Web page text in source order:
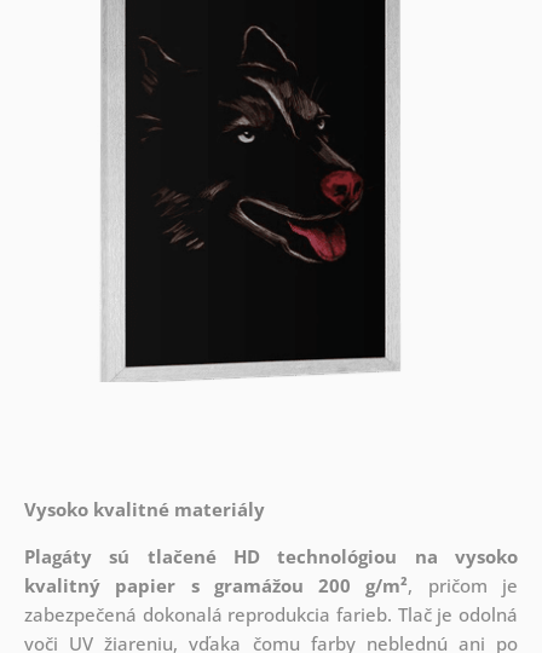
Vysoko kvalitné materiály
Plagáty sú tlačené HD technológiou na vysoko
kvalitný papier s gramážou 200 g/m², pričom je
zabezpečená dokonalá reprodukcia farieb. Tlač je odolná
voči UV žiareniu, vďaka čomu farby neblednú ani po